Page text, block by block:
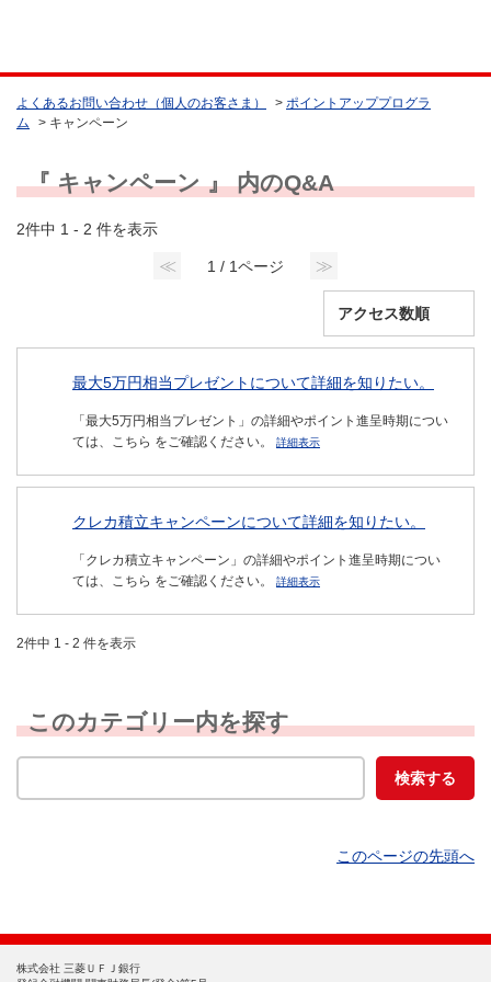
よくあるお問い合わせ（個人のお客さま） > ポイントアッププログラ
ム
> キャンペーン
『 キャンペーン 』 内のQ&A
2件中 1 - 2 件を表示
≪ 1 / 1ページ ≫
最大5万円相当プレゼントについて詳細を知りたい。
「最大5万円相当プレゼント」の詳細やポイント進呈時期につい
ては、こちら をご確認ください。
詳細表示
クレカ積立キャンペーンについて詳細を知りたい。
「クレカ積立キャンペーン」の詳細やポイント進呈時期につい
ては、こちら をご確認ください。
詳細表示
2件中 1 - 2 件を表示
このカテゴリー内を探す
このページの先頭へ
株式会社 三菱ＵＦＪ銀行